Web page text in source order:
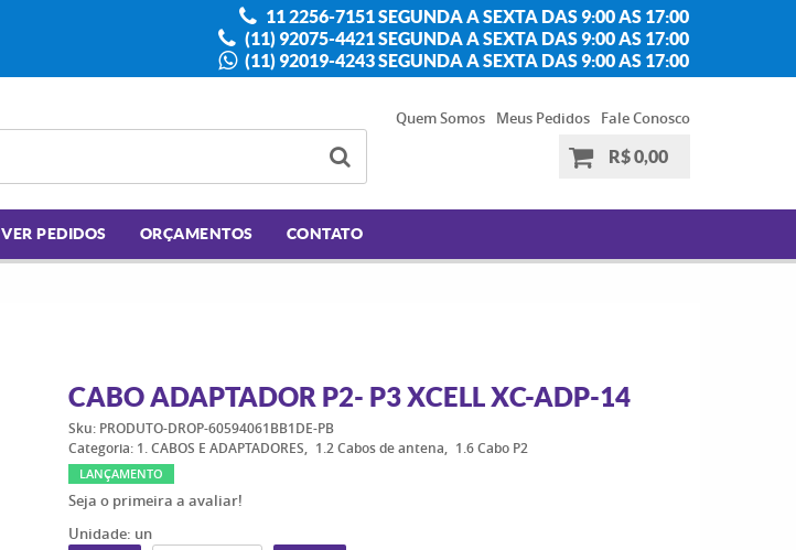
11 2256-7151 SEGUNDA A SEXTA DAS 9:00 AS 17:00
(11) 92075-4421 SEGUNDA A SEXTA DAS 9:00 AS 17:00
(11) 92019-4243 SEGUNDA A SEXTA DAS 9:00 AS 17:00
Quem Somos Meus Pedidos
Fale Conosco
R$ 0,00
VER PEDIDOS ORÇAMENTOS CONTATO
CABO ADAPTADOR P2- P3 XCELL XC-ADP-14
Sku: PRODUTO-DROP-60594061BB1DE-PB
Categoria: 1. CABOS E ADAPTADORES 1.2 Cabos de antena 1.6 Cabo P2
LANÇAMENTO
Seja o primeira a avaliar!
Unidade: un